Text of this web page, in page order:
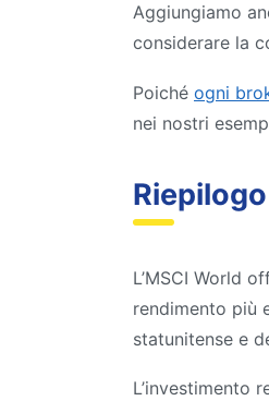
Aggiungiamo
considerare la
Poiché ogni
nei nostri
L’MSCI World
rendimento più
statunitense e
L’investimento